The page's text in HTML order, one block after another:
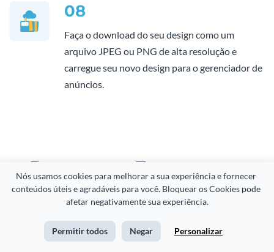
Nós usamos cookies para melhorar a sua experiência e fornecer
conteúdos úteis e agradáveis para você. Bloquear os Cookies pode
afetar negativamente sua experiência.
Permitir todos Negar Personalizar
08
Faça o download do seu design como um
arquivo JPEG ou PNG de alta resolução e
carregue seu novo design para o gerenciador de
anúncios.
Perguntas Frequentes
(FAQs)